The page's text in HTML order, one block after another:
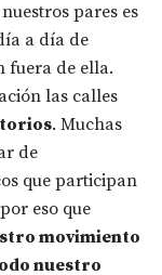
pares es
a día de
fuera de ella.
las calles
. Muchas
de
que participan
eso que
movimiento
nuestro